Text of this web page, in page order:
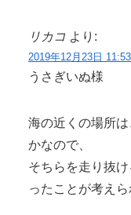
リカコ より:
2019年12月23日
うさぎいぬ様
海の近くの場所
かなので、
そちらを走り抜
ったことが考えら